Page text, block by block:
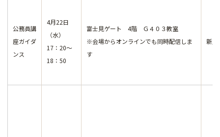
公務員講
座ガイダ
ンス
4月22日
（水）
17：20～
18：50
富士見ゲート 4階 Ｇ４０３教室
※会場からオンラインでも同時配信しま
す
新入